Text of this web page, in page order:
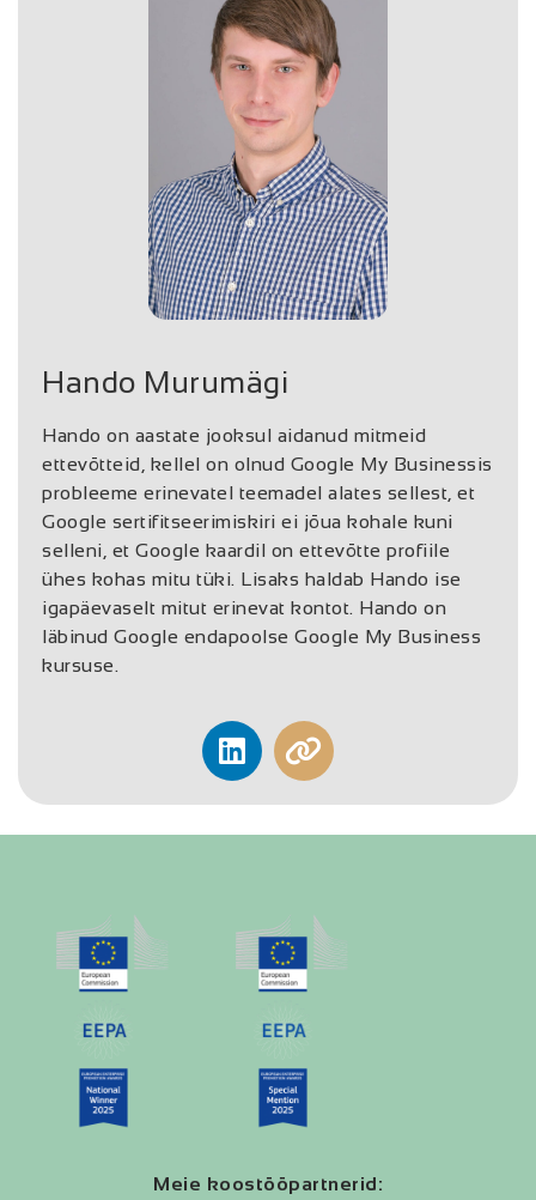
Hando Murumägi
Hando on aastate jooksul aidanud mitmeid
ettevõtteid, kellel on olnud Google My Businessis
probleeme erinevatel teemadel alates sellest, et
Google sertifitseerimiskiri ei jõua kohale kuni
selleni, et Google kaardil on ettevõtte profiile
ühes kohas mitu tüki. Lisaks haldab Hando ise
igapäevaselt mitut erinevat kontot. Hando on
läbinud Google endapoolse Google My Business
kursuse.
Meie koostööpartnerid: